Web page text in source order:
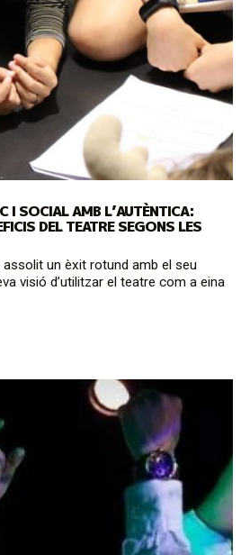
I SOCIAL AMB L’AUTÈNTICA:
DEL TEATRE SEGONS LES
assolit un èxit rotund amb el seu
visió d’utilitzar el teatre com a eina